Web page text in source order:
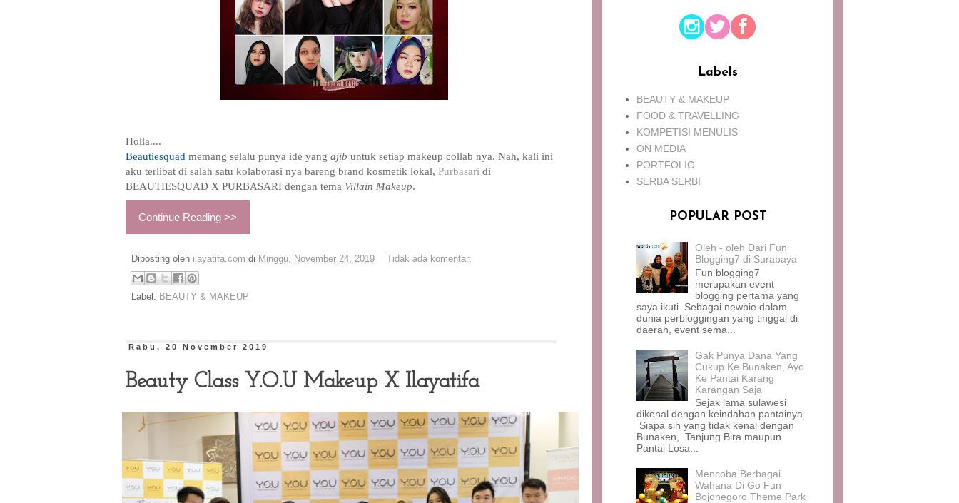
Holla....
Beautiesquad memang selalu punya ide yang ajib untuk setiap makeup collab nya. Nah, kali ini
aku terlibat di salah satu kolaborasi nya bareng brand kosmetik lokal, Purbasari di
BEAUTIESQUAD X PURBASARI dengan tema Villain Makeup.
Continue Reading >>
Diposting oleh ilayatifa.com di Minggu, November 24, 2019 Tidak ada komentar:
Label: BEAUTY & MAKEUP
Rabu, 20 November 2019
Beauty Class Y.O.U Makeup X Ilayatifa
Labels
BEAUTY & MAKEUP
FOOD & TRAVELLING
KOMPETISI MENULIS
ON MEDIA
PORTFOLIO
SERBA SERBI
POPULAR POST
Oleh - oleh Dari Fun
Blogging7 di Surabaya
Fun blogging7
merupakan event
blogging pertama yang
saya ikuti. Sebagai newbie dalam
dunia perbloggingan yang tinggal di
daerah, event sema...
Gak Punya Dana Yang
Cukup Ke Bunaken, Ayo
Ke Pantai Karang
Karangan Saja
Sejak lama sulawesi
dikenal dengan keindahan pantainya.
Siapa sih yang tidak kenal dengan
Bunaken, Tanjung Bira maupun
Pantai Losa...
Mencoba Berbagai
Wahana Di Go Fun
Bojonegoro Theme Park